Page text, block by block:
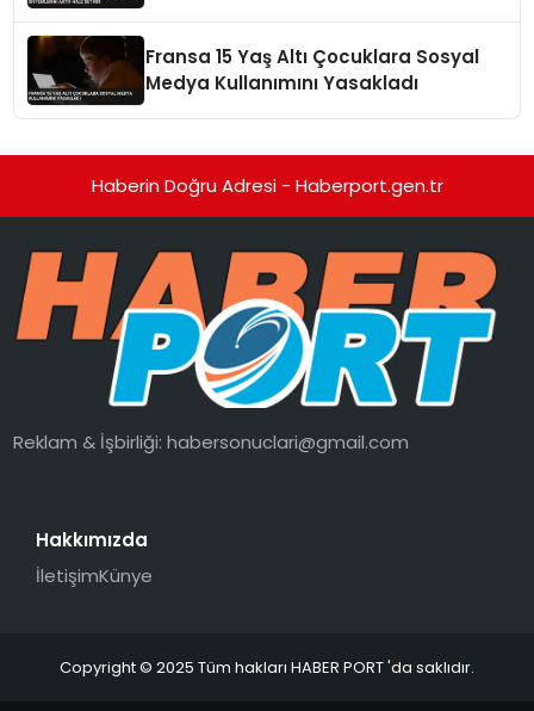
Fransa 15 Yaş Altı Çocuklara Sosyal
Medya Kullanımını Yasakladı
Haberin Doğru Adresi - Haberport.gen.tr
Reklam & İşbirliği:habersonuclari@gmail.com
Hakkımızda
İletişimKünye
Copyright © 2025 Tüm hakları HABER PORT 'da saklıdır.